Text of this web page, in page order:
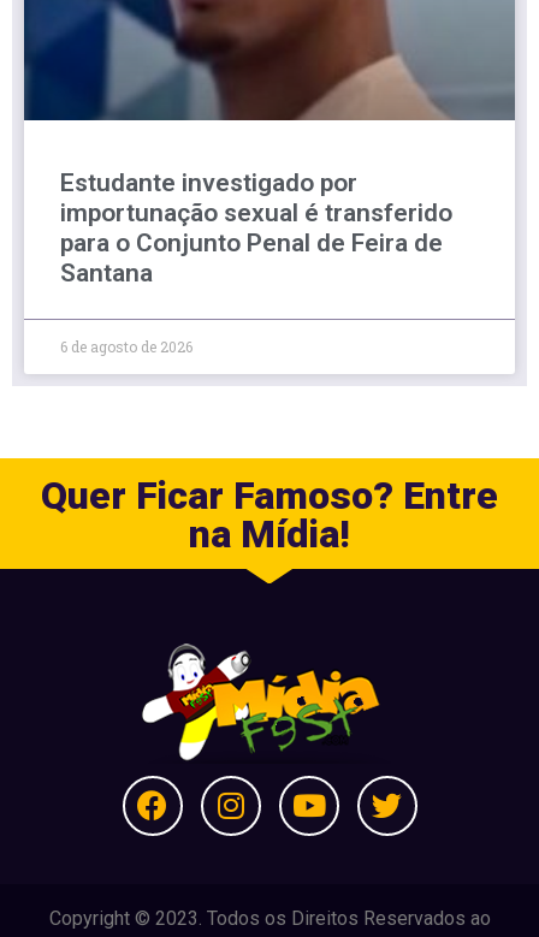
Estudante investigado por
importunação sexual é transferido
para o Conjunto Penal de Feira de
Santana
6 de agosto de 2026
Quer Ficar Famoso? Entre
na Mídia!
Copyright © 2023. Todos os Direitos Reservados ao